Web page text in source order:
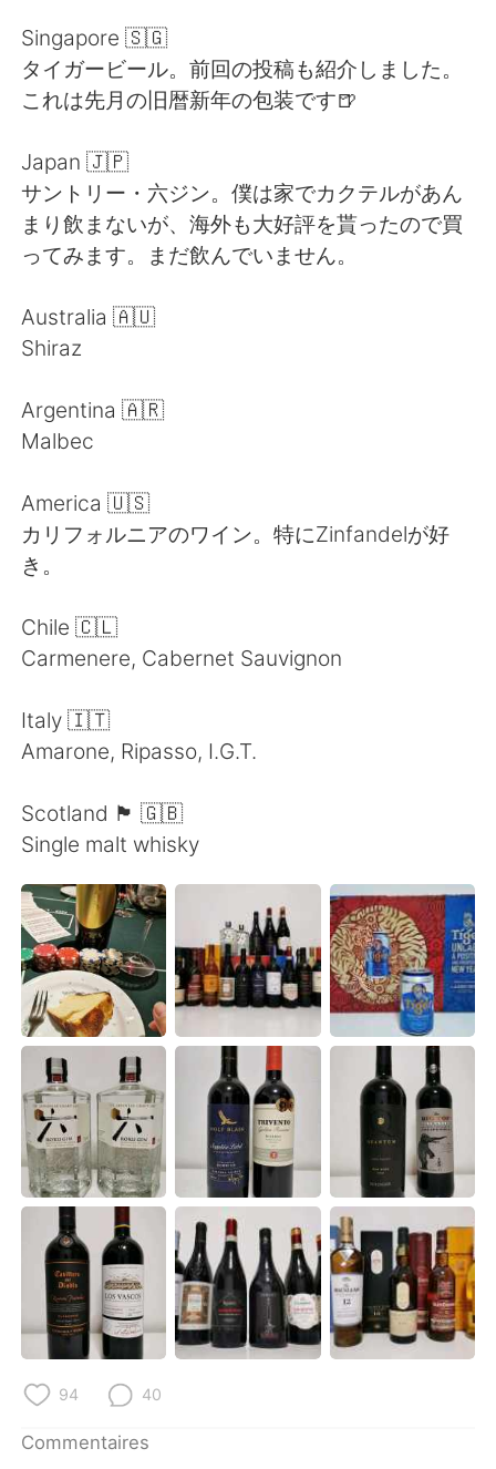
Singapore 🇸🇬
タイガービール。前回の投稿も紹介しました。
これは先月の旧暦新年の包装です🍺
Japan 🇯🇵
サントリー・六ジン。僕は家でカクテルがあん
まり飲まないが、海外も大好評を貰ったので買
ってみます。まだ飲んでいません。
Australia 🇦🇺
Shiraz
Argentina 🇦🇷
Malbec
America 🇺🇸
カリフォルニアのワイン。特にZinfandelが好
き。
Chile 🇨🇱
Carmenere, Cabernet Sauvignon
Italy 🇮🇹
Amarone, Ripasso, I.G.T.
Scotland 🏴󠁧󠁢󠁳󠁣󠁴󠁿 🇬🇧
Single malt whisky
94 40
Commentaires